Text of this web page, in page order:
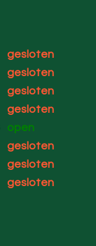
gesloten
gesloten
gesloten
gesloten
open
gesloten
gesloten
gesloten